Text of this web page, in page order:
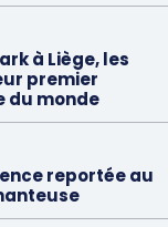
à Liège, les
premier
du monde
reportée au